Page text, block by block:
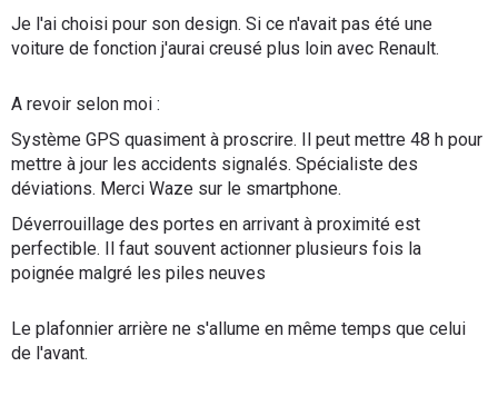
Je l'ai choisi pour son design. Si ce n'avait pas été une
voiture de fonction j'aurai creusé plus loin avec Renault.
A revoir selon moi :
Système GPS quasiment à proscrire. Il peut mettre 48 h pour
mettre à jour les accidents signalés. Spécialiste des
déviations. Merci Waze sur le smartphone.
Déverrouillage des portes en arrivant à proximité est
perfectible. Il faut souvent actionner plusieurs fois la
poignée malgré les piles neuves
Le plafonnier arrière ne s'allume en même temps que celui
de l'avant.